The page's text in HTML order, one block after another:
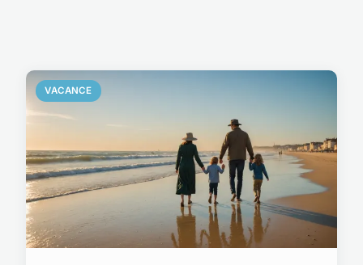
VACANCE